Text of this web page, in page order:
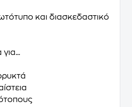
και διασκεδαστικό